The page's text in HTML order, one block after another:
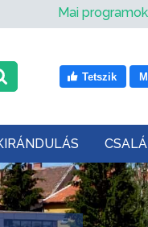
Mai programok
Tetszik